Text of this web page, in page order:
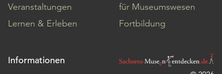
Veranstaltungen
Lernen & Erleben
für Museumswesen
Fortbildung
Informationen